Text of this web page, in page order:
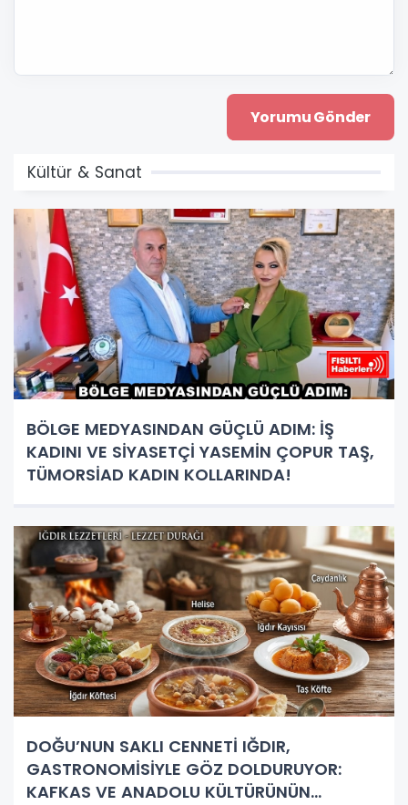
Kültür & Sanat
BÖLGE MEDYASINDAN GÜÇLÜ ADIM: İŞ
KADINI VE SİYASETÇİ YASEMİN ÇOPUR TAŞ,
TÜMORSİAD KADIN KOLLARINDA!
DOĞU’NUN SAKLI CENNETİ IĞDIR,
GASTRONOMİSİYLE GÖZ DOLDURUYOR:
KAFKAS VE ANADOLU KÜLTÜRÜNÜN